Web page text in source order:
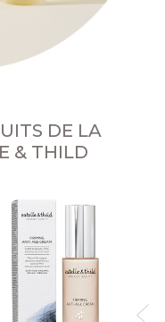
DE LA
& THILD